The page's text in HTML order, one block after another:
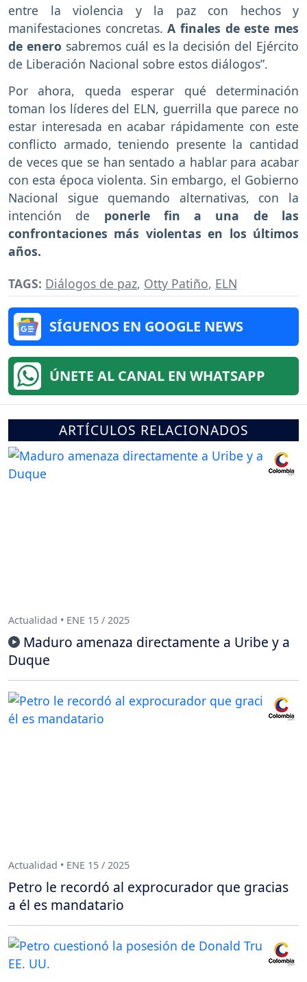
entre la violencia y la paz con hechos y
manifestaciones concretas.A finales de este mes
de enero sabremos cuál es la decisión del Ejército
de Liberación Nacional sobre estos diálogos”.
Por ahora, queda esperar qué determinación
toman los líderes del ELN, guerrilla que parece no
estar interesada en acabar rápidamente con este
conflicto armado, teniendo presente la cantidad
de veces que se han sentado a hablar para acabar
con esta época violenta. Sin embargo, el Gobierno
Nacional sigue quemando alternativas, con la
intención de ponerle fin a una de las
confrontaciones más violentas en los últimos
años.
TAGS: Diálogos de paz, Otty Patiño, ELN
SÍGUENOS EN GOOGLE NEWS
ÚNETE AL CANAL EN WHATSAPP
ARTÍCULOS RELACIONADOS
Actualidad • ENE 15 / 2025
Maduro amenaza directamente a Uribe y a
Duque
Actualidad • ENE 15 / 2025
Petro le recordó al exprocurador que gracias
a él es mandatario